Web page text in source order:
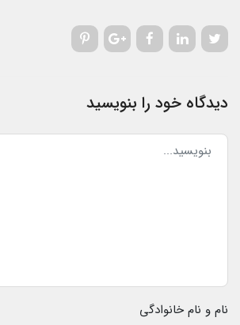
دیدگاه خود را بنویسید
نام و نام خانوادگی